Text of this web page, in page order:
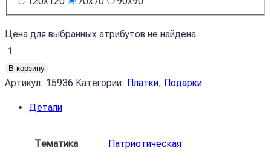
Цена для выбранных атрибутов не найдена
Количество
товара
Хустка
патерн
В корзину
Артикул: 15936 Категории: Платки, Подарки
Детали
Тематика Патриотическая